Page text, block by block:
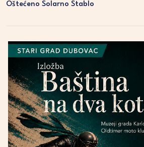
Oštećeno Solarno Stablo